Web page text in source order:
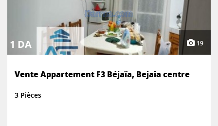
1 DA 19
Vente Appartement F3 Béjaïa, Bejaia centre
3 Pièces